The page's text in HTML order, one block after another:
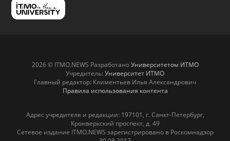
2026 © ITMO.NEWS РазработаноУниверситетом ИТМО
Учредитель: Университет ИТМО
Главный редактор: Климентьев Илья Александрович
Правила использования контента
Адрес учредителя и редакции: 197101, г. Санкт-Петербург,
Кронверкский проспект, д. 49
Сетевое издание ITMO.NEWS зарегистрировано в Роскомнадзор